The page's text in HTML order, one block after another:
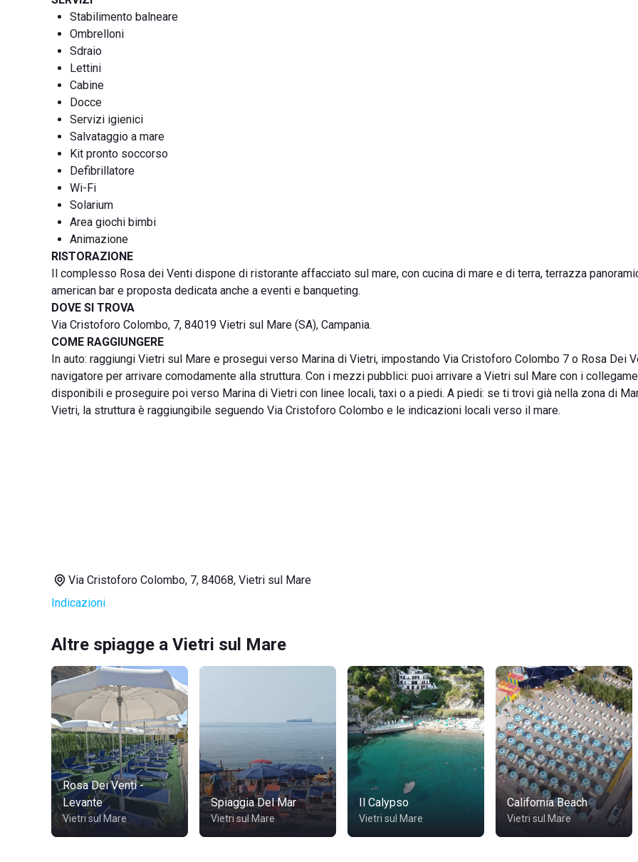
Stabilimento balneare
Ombrelloni
Sdraio
Lettini
Cabine
Docce
Servizi igienici
Salvataggio a mare
Kit pronto soccorso
Defibrillatore
Wi-Fi
Solarium
Area giochi bimbi
Animazione
RISTORAZIONE
Il complesso Rosa dei Venti dispone di ristorante affacciato sul mare, con cucina di mare e di terra, terrazza
american bar e proposta dedicata anche a eventi e banqueting.
DOVE SI TROVA
Via Cristoforo Colombo, 7, 84019 Vietri sul Mare (SA), Campania.
COME RAGGIUNGERE
In auto: raggiungi Vietri sul Mare e prosegui verso Marina di Vietri, impostando Via Cristoforo Colombo 7 o Rosa Dei
navigatore per arrivare comodamente alla struttura. Con i mezzi pubblici: puoi arrivare a Vietri sul Mare con i
disponibili e proseguire poi verso Marina di Vietri con linee locali, taxi o a piedi. A piedi: se ti trovi già nella zona di
Vietri, la struttura è raggiungibile seguendo Via Cristoforo Colombo e le indicazioni locali verso il mare.
Via Cristoforo Colombo, 7, 84068, Vietri sul Mare
Indicazioni
Altre spiagge a Vietri sul Mare
Rosa Dei Venti -
Levante
Vietri sul Mare
Spiaggia Del Mar
Vietri sul Mare
Il Calypso
Vietri sul Mare
California Beach
Vietri sul Mare